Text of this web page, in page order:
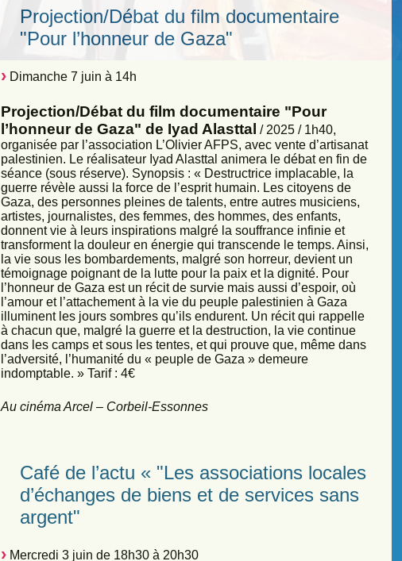
Projection/Débat du film documentaire
"Pour l’honneur de Gaza"
Dimanche 7 juin à 14h
Projection/Débat du film documentaire "Pour
l’honneur de Gaza" de Iyad Alasttal / 2025 / 1h40,
organisée par l’association L’Olivier AFPS, avec vente d’artisanat
palestinien. Le réalisateur Iyad Alasttal animera le débat en fin de
séance (sous réserve). Synopsis : « Destructrice implacable, la
guerre révèle aussi la force de l’esprit humain. Les citoyens de
Gaza, des personnes pleines de talents, entre autres musiciens,
artistes, journalistes, des femmes, des hommes, des enfants,
donnent vie à leurs inspirations malgré la souffrance infinie et
transforment la douleur en énergie qui transcende le temps. Ainsi,
la vie sous les bombardements, malgré son horreur, devient un
témoignage poignant de la lutte pour la paix et la dignité. Pour
l’honneur de Gaza est un récit de survie mais aussi d’espoir, où
l’amour et l’attachement à la vie du peuple palestinien à Gaza
illuminent les jours sombres qu’ils endurent. Un récit qui rappelle
à chacun que, malgré la guerre et la destruction, la vie continue
dans les camps et sous les tentes, et qui prouve que, même dans
l’adversité, l’humanité du « peuple de Gaza » demeure
indomptable. » Tarif : 4€
Au cinéma Arcel – Corbeil-Essonnes
Café de l’actu « "Les associations locales
d’échanges de biens et de services sans
argent"
Mercredi 3 juin de 18h30 à 20h30